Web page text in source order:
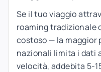
Se il tuo viaggio
roaming tradizionale
costoso — la maggior
nazionali limita i dati
velocità, addebita 5-